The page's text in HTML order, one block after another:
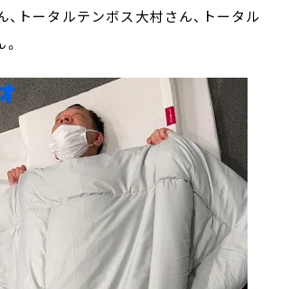
、トータルテンボス大村さん、トータル